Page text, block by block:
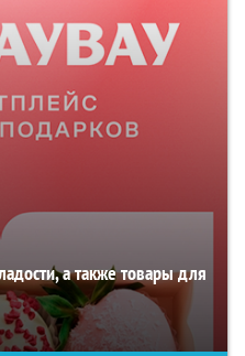
а также товары для